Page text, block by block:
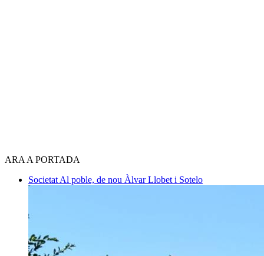
ARA A PORTADA
Societat Al poble, de nou Àlvar Llobet i Sotelo